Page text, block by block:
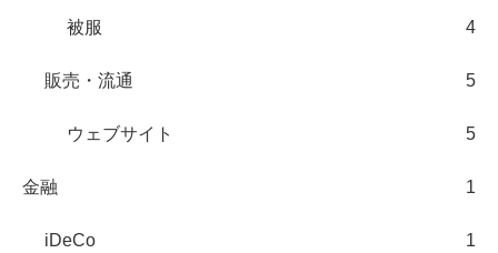
被服 4
販売・流通 5
ウェブサイト 5
金融 1
iDeCo 1